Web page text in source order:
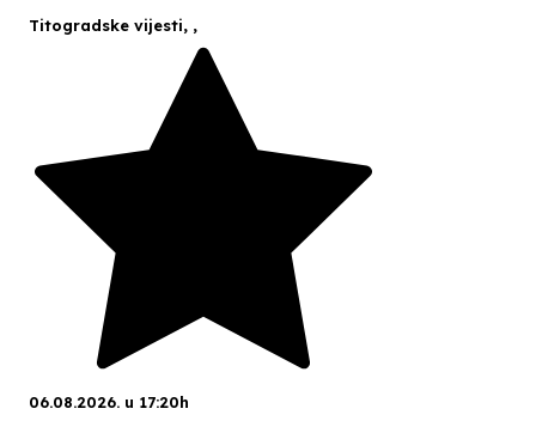
Titogradske vijesti, ,
06.08.2026. u 17:20h